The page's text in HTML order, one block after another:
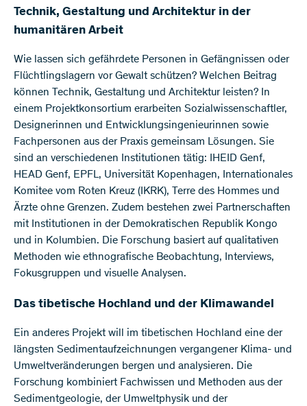
Technik, Gestaltung und Architektur in der
humanitären Arbeit
Wie lassen sich gefährdete Personen in Gefängnissen oder
Flüchtlingslagern vor Gewalt schützen? Welchen Beitrag
können Technik, Gestaltung und Architektur leisten? In
einem Projektkonsortium erarbeiten Sozialwissenschaftler,
Designerinnen und Entwicklungsingenieurinnen sowie
Fachpersonen aus der Praxis gemeinsam Lösungen. Sie
sind an verschiedenen Institutionen tätig: IHEID Genf,
HEAD Genf, EPFL, Universität Kopenhagen, Internationales
Komitee vom Roten Kreuz (IKRK), Terre des Hommes und
Ärzte ohne Grenzen. Zudem bestehen zwei Partnerschaften
mit Institutionen in der Demokratischen Republik Kongo
und in Kolumbien. Die Forschung basiert auf qualitativen
Methoden wie ethnografische Beobachtung, Interviews,
Fokusgruppen und visuelle Analysen.
Das tibetische Hochland und der Klimawandel
Ein anderes Projekt will im tibetischen Hochland eine der
längsten Sedimentaufzeichnungen vergangener Klima- und
Umweltveränderungen bergen und analysieren. Die
Forschung kombiniert Fachwissen und Methoden aus der
Sedimentgeologie, der Umweltphysik und der